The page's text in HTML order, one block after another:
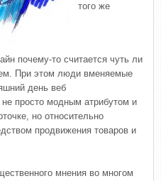
того же
почему-то считается чуть ли
При этом люди вменяемые
день веб
не просто модным атрибутом и
но относительно
продвижения товаров и
мнения во многом